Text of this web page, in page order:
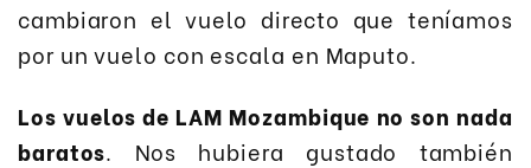
cambiaron el vuelo directo que teníamos
por un vuelo con escala en Maputo.
Los vuelos de LAM Mozambique no son nada
baratos. Nos hubiera gustado también